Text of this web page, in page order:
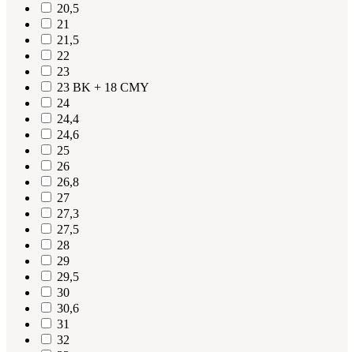
20,5
21
21,5
22
23
23 BK + 18 CMY
24
24,4
24,6
25
26
26,8
27
27,3
27,5
28
29
29,5
30
30,6
31
32